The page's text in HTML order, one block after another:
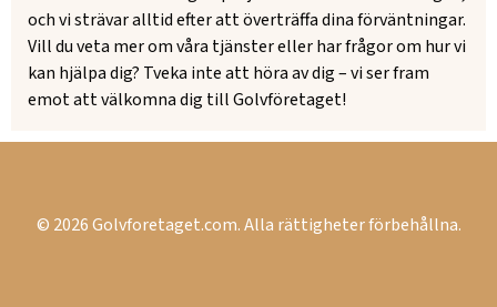
och vi strävar alltid efter att överträffa dina förväntningar.
Vill du veta mer om våra tjänster eller har frågor om hur vi
kan hjälpa dig? Tveka inte att höra av dig – vi ser fram
emot att välkomna dig till Golvföretaget!
© 2026 Golvforetaget.com. Alla rättigheter förbehållna.